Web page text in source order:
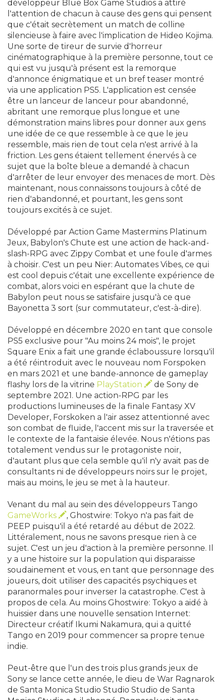
développeur Blue Box Game Studios a attiré
l'attention de chacun à cause des gens qui pensent
que c'était secrètement un match de colline
silencieuse à faire avec l'implication de Hideo Kojima.
Une sorte de tireur de survie d'horreur
cinématographique à la première personne, tout ce
qui est vu jusqu'à présent est la remorque
d'annonce énigmatique et un bref teaser montré
via une application PS5. L'application est censée
être un lanceur de lanceur pour abandonné,
abritant une remorque plus longue et une
démonstration mains libres pour donner aux gens
une idée de ce que ressemble à ce que le jeu
ressemble, mais rien de tout cela n'est arrivé à la
friction. Les gens étaient tellement énervés à ce
sujet que la boîte bleue a demandé à chacun
d'arrêter de leur envoyer des menaces de mort. Dès
maintenant, nous connaissons toujours à côté de
rien d'abandonné, et pourtant, les gens sont
toujours excités à ce sujet.
Développé par Action Game Mastermins Platinum
Jeux, Babylon's Chute est une action de hack-and-
slash-RPG avec Zippy Combat et une foule d'armes
à choisir. C'est un peu Nier: Automates Vibes, ce qui
est cool depuis c'était une excellente expérience de
combat, alors voici en espérant que la chute de
Babylon peut nous se satisfaire jusqu'à ce que
Bayonetta 3 sort (sur commutateur, c'est-à-dire).
Développé en décembre 2020 en tant que console
PS5 exclusive pour "Au moins 24 mois", le projet
Square Enix a fait une grande éclaboussure lorsqu'il
a été réintroduit avec le nouveau nom Forspoken
en mars 2021 et une bande-annonce de gameplay
flashy lors de la vitrine PlayStation
de Sony de
septembre 2021. Une action-RPG par les
productions lumineuses de la finale Fantasy XV
Developer, Forskoken a l'air assez attentionné avec
son combat de fluide, l'accent mis sur la traversée et
le contexte de la fantaisie élevée. Nous n'étions pas
totalement vendus sur le protagoniste noir,
d'autant plus que cela semble qu'il n'y avait pas de
consultants ni de développeurs noirs sur le projet,
mais au moins, le jeu se met à la hauteur.
Venant du mal au sein des développeurs Tango
GameWorks
, Ghostwire: Tokyo n'a pas fait de
PEEP puisqu'il a été retardé au début de 2022.
Littéralement, nous ne savons presque rien à ce
sujet. C'est un jeu d'action à la première personne. Il
y a une histoire sur la population qui disparaisse
soudainement et vous, en tant que personnage des
joueurs, doit utiliser des capacités psychiques et
paranormales pour inverser la catastrophe. C'est à
propos de cela. Au moins Ghostwire: Tokyo a aidé à
huissier dans une nouvelle sensation Internet:
Directeur créatif Ikumi Nakamura, qui a quitté
Tango en 2019 pour commencer sa propre tenue
indie.
Peut-être que l'un des trois plus grands jeux de
Sony se lance cette année, le dieu de War Ragnarok
de Santa Monica Studio Studio Studio de Santa